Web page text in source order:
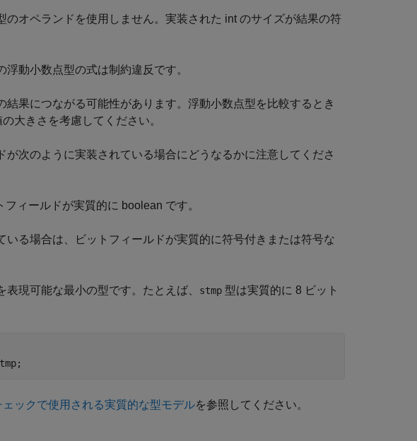
オペランドを使用しません。実装された int のサイズが結果の符
動小数点型の式は制約違反です。
果につながる可能性があります。浮動小数点型を比較するとき
大きさを考慮してください。
次のように実装されている場合にどうなるかに注意してくださ
ィールドが実質的に boolean です。
る場合は、ビットフィールドが実質的に符号付きまたは符号な
現可能な最小の型です。たとえば、 stmp 型は実質的に 8 ビット
ェックで使用される実質的な型モデルを参照してください。